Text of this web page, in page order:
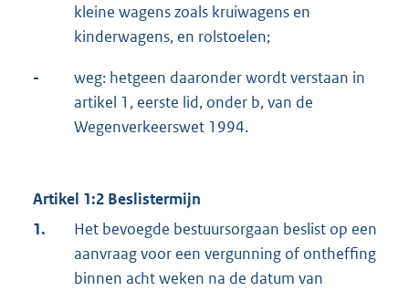
kleine wagens zoals kruiwagens en
kinderwagens, en rolstoelen;
-
weg: hetgeen daaronder wordt verstaan in
artikel 1, eerste lid, onder b, van de
Wegenverkeerswet 1994.
Artikel 1:2 Beslistermijn
1.
Het bevoegde bestuursorgaan beslist op een
aanvraag voor een vergunning of ontheffing
binnen acht weken na de datum van